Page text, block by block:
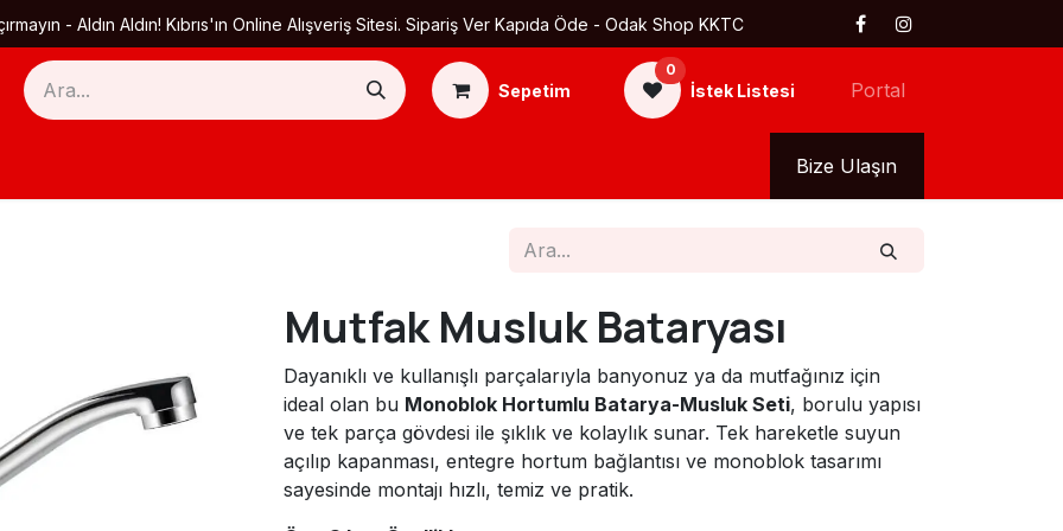
- Aldın Aldın! Kıbrıs'ın Online Alışveriş Sitesi. Sipariş Ver Kapıda Öde - Odak Shop KKTC
Sepetim
0
İstek Listesi Portal
Bize Ulaşın
Mutfak Musluk Bataryası
Dayanıklı ve kullanışlı parçalarıyla banyonuz ya da mutfağınız için
ideal olan bu Monoblok Hortumlu Batarya-Musluk Seti, borulu yapısı
ve tek parça gövdesi ile şıklık ve kolaylık sunar. Tek hareketle suyun
açılıp kapanması, entegre hortum bağlantısı ve monoblok tasarımı
sayesinde montajı hızlı, temiz ve pratik.